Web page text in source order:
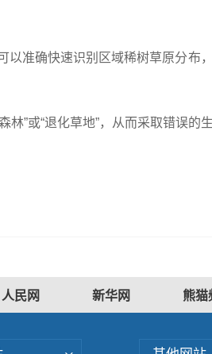
准确快速识别区域稀树草原分布
”或“退化草地”，从而采取错误的
人民网 新华网 熊猫